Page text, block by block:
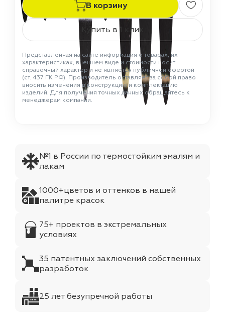
В корзину
Купить в 1 клик
Представленная на сайте информация о товарах, их
характеристиках, внешнем виде и стоимости носит
справочный характер и не является публичной офертой
(ст. 437 ГК РФ). Производитель оставляет за собой право
вносить изменения в конструкцию и комплектацию
изделий. Для получения точных данных обращайтесь к
менеджерам компании.
№1 в России по термостойким эмалям и
лакам
1000+цветов и оттенков в нашей
палитре красок
75+ проектов в экстремальных
условиях
35 патентных заключений собственных
разработок
25 лет безупречной работы